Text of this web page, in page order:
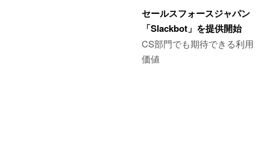
セールスフォースジャパン
「Slackbot」を提供開始
CS部門でも期待できる利用
価値